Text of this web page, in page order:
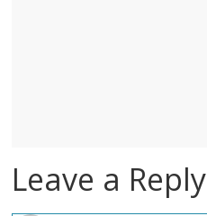
Leave a Reply